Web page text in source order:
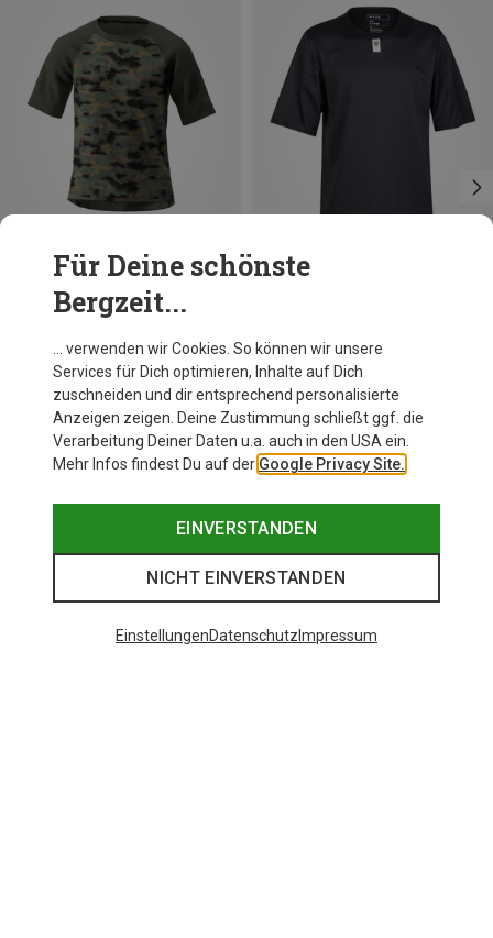
Du sparst 40%
Für Deine schönste
Bergzeit...
… verwenden wir Cookies. So können wir unsere
Services für Dich optimieren, Inhalte auf Dich
zuschneiden und dir entsprechend personalisierte
Anzeigen zeigen. Deine Zustimmung schließt ggf. die
Verarbeitung Deiner Daten u.a. auch in den USA ein.
Mehr Infos findest Du auf der Google Privacy Site.
EINVERSTANDEN
NICHT EINVERSTANDEN
EinstellungenDatenschutz Impressum